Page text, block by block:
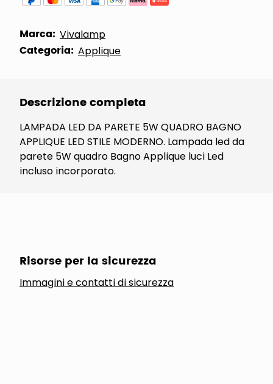
Marca: Vivalamp
Categoria: Applique
Descrizione completa
LAMPADA LED DA PARETE 5W QUADRO BAGNO
APPLIQUE LED STILE MODERNO. Lampada led da
parete 5W quadro Bagno Applique luci Led
incluso incorporato.
Risorse per la sicurezza
Immagini e contatti di sicurezza